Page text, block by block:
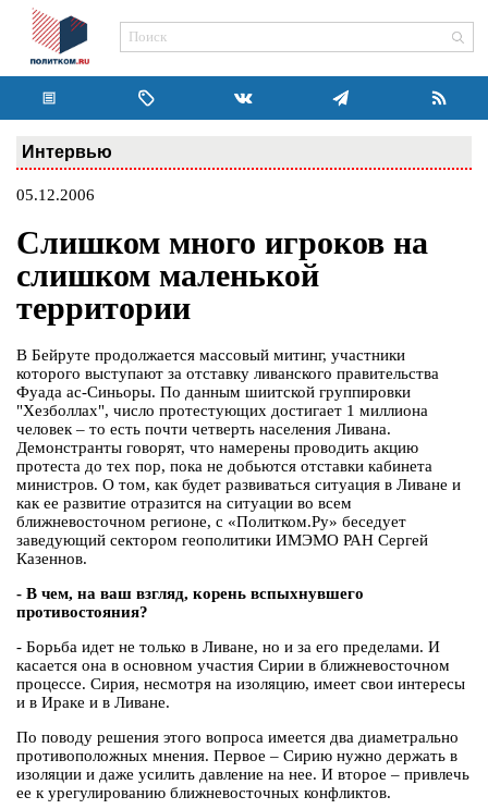
Интервью
05.12.2006
Слишком много игроков на
слишком маленькой
территории
В Бейруте продолжается массовый митинг, участники
которого выступают за отставку ливанского правительства
Фуада ас-Синьоры. По данным шиитской группировки
"Хезболлах", число протестующих достигает 1 миллиона
человек – то есть почти четверть населения Ливана.
Демонстранты говорят, что намерены проводить акцию
протеста до тех пор, пока не добьются отставки кабинета
министров. О том, как будет развиваться ситуация в Ливане и
как ее развитие отразится на ситуации во всем
ближневосточном регионе, с «Политком.Ру» беседует
заведующий сектором геополитики ИМЭМО РАН Сергей
Казеннов.
- В чем, на ваш взгляд, корень вспыхнувшего
противостояния?
- Борьба идет не только в Ливане, но и за его пределами. И
касается она в основном участия Сирии в ближневосточном
процессе. Сирия, несмотря на изоляцию, имеет свои интересы
и в Ираке и в Ливане.
По поводу решения этого вопроса имеется два диаметрально
противоположных мнения. Первое – Сирию нужно держать в
изоляции и даже усилить давление на нее. И второе – привлечь
ее к урегулированию ближневосточных конфликтов.